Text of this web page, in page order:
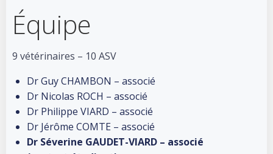
Équipe
9 vétérinaires – 10 ASV
Dr Guy CHAMBON – associé
Dr Nicolas ROCH – associé
Dr Philippe VIARD – associé
Dr Jérôme COMTE – associé
Dr Séverine GAUDET-VIARD – associé